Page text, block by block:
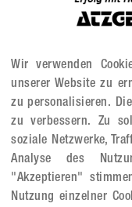
1:1 Aktionen ihre
Spielzügen
Angriffe auch zum
mit 48:28 verloren,
alle Fälle unsere
Angriffverhalten -
dass viele unserer
nicht zur
für Dezember
zwei
Wir verwenden
unserer Website zu
zu personalisieren.
zu verbessern. Zu
soziale Netzwerke,
Analyse des
"Akzeptieren"
Nutzung einzelner